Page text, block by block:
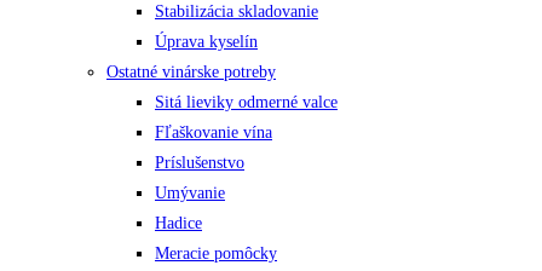
Stabilizácia skladovanie
Úprava kyselín
Ostatné vinárske potreby
Sitá lieviky odmerné valce
Fľaškovanie vína
Príslušenstvo
Umývanie
Hadice
Meracie pomôcky